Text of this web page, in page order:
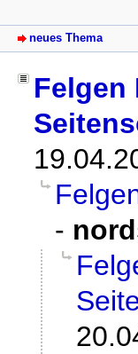
neues Thema
Felgen
-